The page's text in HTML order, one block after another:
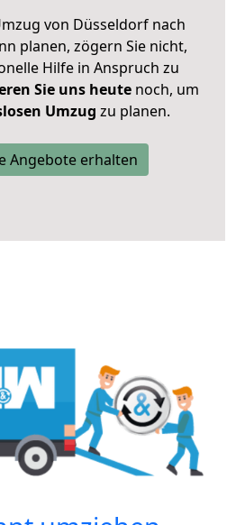
von Düsseldorf nach
planen, zögern Sie nicht,
Hilfe in Anspruch zu
Sie uns heutenoch, um
Umzug zu planen.
Angebote erhalten